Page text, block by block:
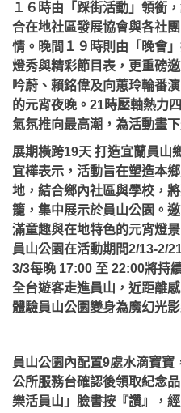
１６時由「踩街活動」領銜
合在地社區發展協會與各社
情。晚間１９時則由「晚會
燈秀與精彩節目表，更重磅
吟蔚、賴銘偉及向蕙玲輪番
的元宵夜晚。21時壓軸熱力
氣氛推向最高潮，為活動畫
展期橫跨19天 打造宜蘭員山
宜樺表示，活動旨在塑造本
地，結合鄉內社區與學校，
籠，集中展示於員山公園。
滿童趣與在地特色的元宵燈
員山公園在活動期間2/13-2/
3/3每晚 17:00 至 22:00將持
全台遊客走進員山，近距離
體驗員山公園變身為魔幻光
員山公園內配置9處水滴寶
公所服務台確認後領取紀念
樂活員山」臉書按『讚』，